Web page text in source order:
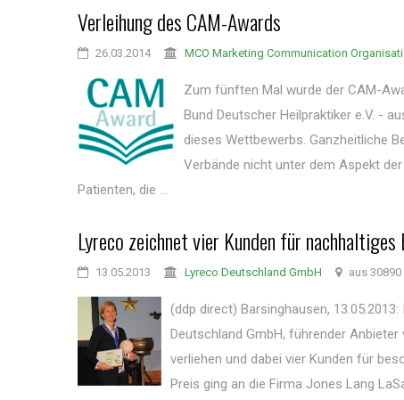
Verleihung des CAM-Awards
26.03.2014 MCO Marketing Communication
Zum fünften Mal wurde der CAM-
Bund Deutscher Heilpraktiker e.V. -
dieses Wettbewerbs. Ganzheitliche
Verbände nicht unter dem Aspekt
Patienten, die ...
Lyreco zeichnet vier Kunden für nachhaltiges
13.05.2013 Lyreco Deutschland GmbH aus
(ddp direct) Barsinghausen,
Deutschland GmbH, führender
verliehen und dabei vier Kunden für
Preis ging an die Firma Jones Lang